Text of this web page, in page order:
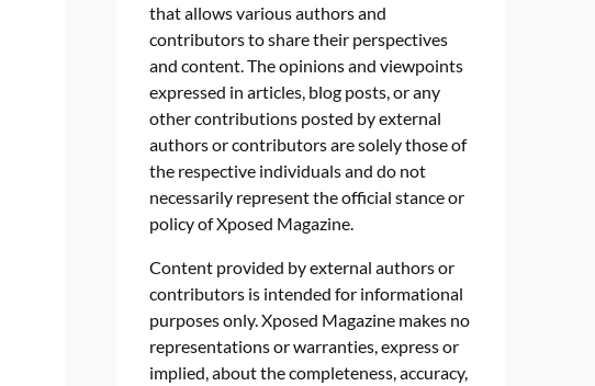
that allows various authors and
contributors to share their perspectives
and content. The opinions and viewpoints
expressed in articles, blog posts, or any
other contributions posted by external
authors or contributors are solely those of
the respective individuals and do not
necessarily represent the official stance or
policy of Xposed Magazine.
Content provided by external authors or
contributors is intended for informational
purposes only. Xposed Magazine makes no
representations or warranties, express or
implied, about the completeness, accuracy,